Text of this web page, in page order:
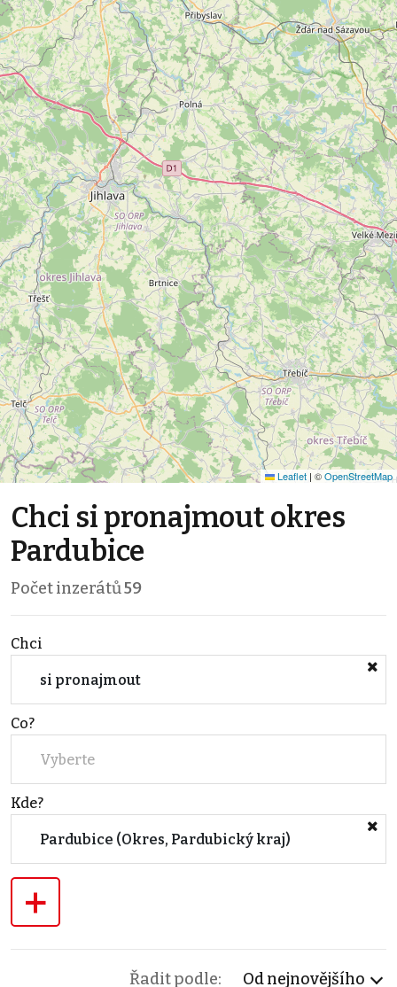
Leaflet | ©OpenStreetMap
Chci si pronajmout okres
Pardubice
Počet inzerátů59
Chci
si pronajmout
Co?
Vyberte
Kde?
Pardubice (Okres, Pardubický kraj)
+
Řadit podle: Od nejnovějšího